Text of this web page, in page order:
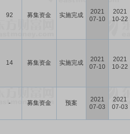
92 募集资金 实施完成
2021
07-10
2021
10-22
14 募集资金 实施完成
2021
07-10
2021
10-22
- 募集资金 预案
2021
07-03
2021
07-03